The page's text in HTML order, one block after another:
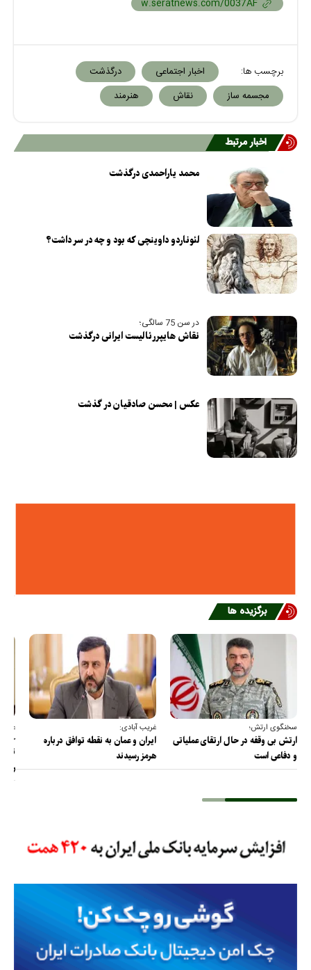
برچسب ها: اخبار اجتماعی
درگذشت
مجسمه ساز
نقاش هنرمند
اخبار مرتبط
محمد یاراحمدی درگذشت
لئوناردو داوینچی که بود و چه در سر داشت؟
در سن 75 سالگی؛
نقاش هایپررئالیست ایرانی درگذشت
عکس | محسن صادقیان در گذشت
برگزیده ها
سخنگوی ارتش؛
ارتش بی وقفه در حال ارتقای عملیاتی
و دفاعی است
غریب آبادی:
ایران و عمان به نقطه توافق درباره
هرمز رسیدند
عضو
را